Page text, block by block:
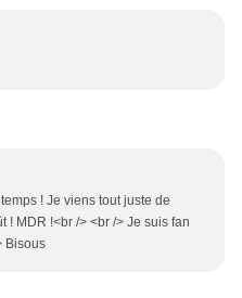
! Je viens tout juste de
! MDR !<br /> <br /> Je suis fan
Bisous